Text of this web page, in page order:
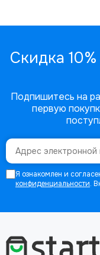
Скидка
Подпишитесь на
первую
Я ознакомлен и
конфиденциальности.